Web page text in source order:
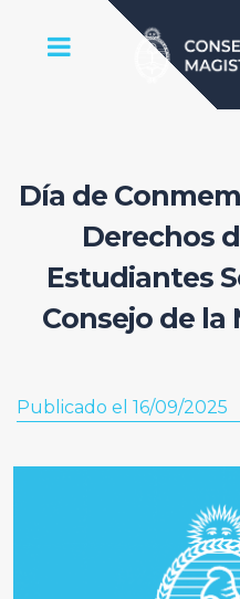
Día de
Derechos
Estudiantes
Consejo de
Publicado el 16/09/2025